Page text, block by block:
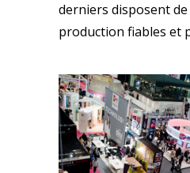
derniers disposent de
production fiables et